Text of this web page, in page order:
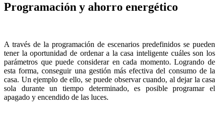
Programación y ahorro energético
A través de la programación de escenarios predefinidos se pueden
tener la oportunidad de ordenar a la casa inteligente cuáles son los
parámetros que puede considerar en cada momento. Logrando de
esta forma, conseguir una gestión más efectiva del consumo de la
casa. Un ejemplo de ello, se puede observar cuando, al dejar la casa
sola durante un tiempo determinado, es posible programar el
apagado y encendido de las luces.